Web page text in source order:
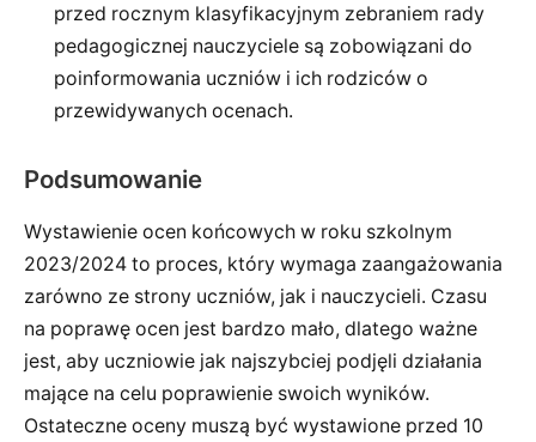
przed rocznym klasyfikacyjnym zebraniem rady
pedagogicznej nauczyciele są zobowiązani do
poinformowania uczniów i ich rodziców o
przewidywanych ocenach.
Podsumowanie
Wystawienie ocen końcowych w roku szkolnym
2023/2024 to proces, który wymaga zaangażowania
zarówno ze strony uczniów, jak i nauczycieli. Czasu
na poprawę ocen jest bardzo mało, dlatego ważne
jest, aby uczniowie jak najszybciej podjęli działania
mające na celu poprawienie swoich wyników.
Ostateczne oceny muszą być wystawione przed 10